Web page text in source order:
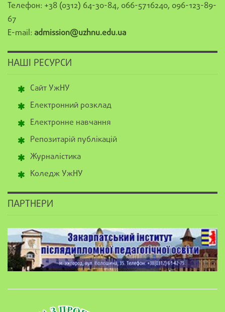
Телефон: +38 (0312) 64-30-84, 066-5716240, 096-123-89-
67
E-mail: admission@uzhnu.edu.ua
НАШІ РЕСУРСИ
Сайт УжНУ
Електронний розклад
Електронне навчання
Репозитарій публікацій
Журналістика
Коледж УжНУ
ПАРТНЕРИ